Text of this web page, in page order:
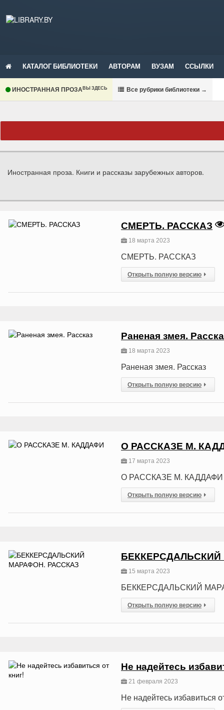
КАТАЛОГ БИБЛИОТЕКИ АВТОРАМ ВУЗАМ ССЫЛКИ
ИНОСТРАННАЯ ПРОЗАВЫ ЗДЕСЬ Все рубрики библиотеки →
Иностранная проза. Книги и рассказы зарубежных авторов.
СМЕРТЬ. РАССКАЗ
18 марта 2023
СМЕРТЬ. РАССКАЗ
Открыть полную версию
Раненая змея.
18 марта 2023
Раненая змея. Рассказ
Открыть полную версию
О РАССКАЗЕ М.
17 марта 2023
О РАССКАЗЕ М.
Открыть полную версию
15 марта 2023
БЕККЕРСДАЛЬСКИЙ
Открыть полную версию
Не надейтесь
21 февраля 2023
Не надейтесь избавиться